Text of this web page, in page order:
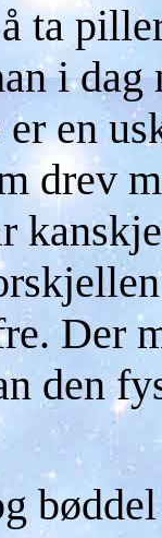
ta
i
er en
drev
Der
den